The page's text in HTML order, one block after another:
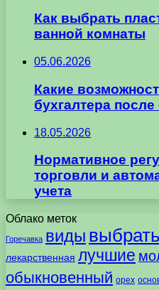
Как выбрать
ванной комнаты
05.06.2026
Какие
бухгалтера
18.05.2026
Нормативное
торговли и
учета
Облако меток
Горечавка виды выбрать
лекарственная лучшие
обыкновенный орех